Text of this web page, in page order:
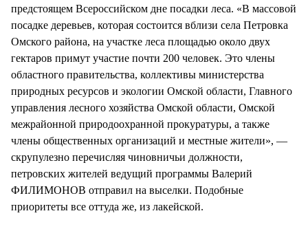
предстоящем Всероссийском дне посадки леса. «В массовой
посадке деревьев, которая состоится вблизи села Петровка
Омского района, на участке леса площадью около двух
гектаров примут участие почти 200 человек. Это члены
областного правительства, коллективы министерства
природных ресурсов и экологии Омской области, Главного
управления лесного хозяйства Омской области, Омской
межрайонной природоохранной прокуратуры, а также
члены общественных организаций и местные жители», —
скрупулезно перечисляя чиновничьи должности,
петровских жителей ведущий программы Валерий
ФИЛИМОНОВ отправил на выселки. Подобные
приоритеты все оттуда же, из лакейской.